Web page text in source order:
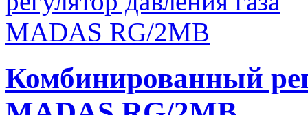
Комбинированный